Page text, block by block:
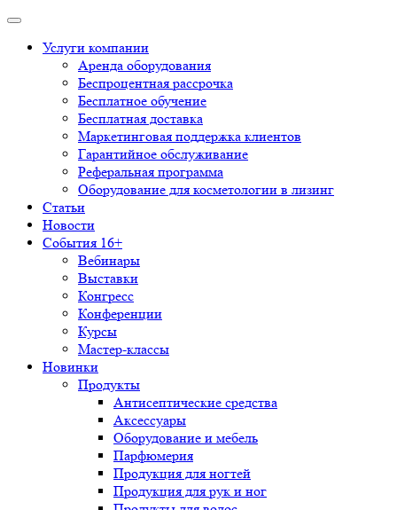
Услуги компании
Аренда оборудования
Беспроцентная рассрочка
Бесплатное обучение
Бесплатная доставка
Маркетинговая поддержка клиентов
Гарантийное обслуживание
Реферальная программа
Оборудование для косметологии в лизинг
Статьи
Новости
События 16+
Вебинары
Выставки
Конгресс
Конференции
Курсы
Мастер-классы
Новинки
Продукты
Антисептические средства
Аксессуары
Оборудование и мебель
Парфюмерия
Продукция для ногтей
Продукция для рук и ног